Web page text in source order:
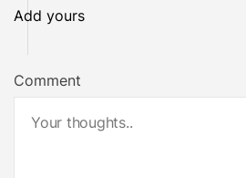
Add yours
Comment